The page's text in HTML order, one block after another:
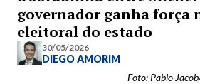
governador ganha força
eleitoral do estado
30/05/2026
DIEGO AMORIM
Foto: Pablo